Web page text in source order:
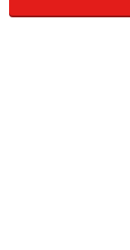
ない場合、病院